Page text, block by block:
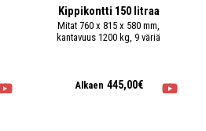
Kippikontti 150 litraa
Mitat 760 x 815 x 580 mm,
kantavuus 1200 kg, 9 väriä
Alkaen 445,00€